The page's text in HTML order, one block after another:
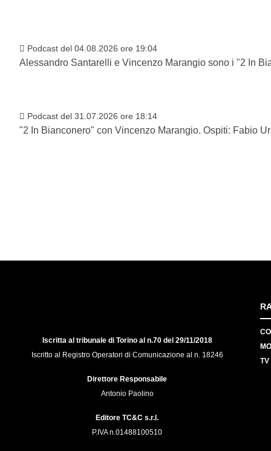
Podcast del 04.08.2026 ore 19:04
Alessandro Santarelli e Vincenzo Marangio sono i "2 In
Podcast del 31.07.2026 ore 18:14
"2 In Bianconero" con Vincenzo Marangio. Ospiti: Fabio
Iscritta al tribunale di Torino al n.70 del 29/11/2018
Iscritto al Registro Operatori di Comunicazione al n. 18246
Direttore Responsabile
Antonio Paolino
Editore TC&C s.r.l.
P.IVA n.01488100510
TV